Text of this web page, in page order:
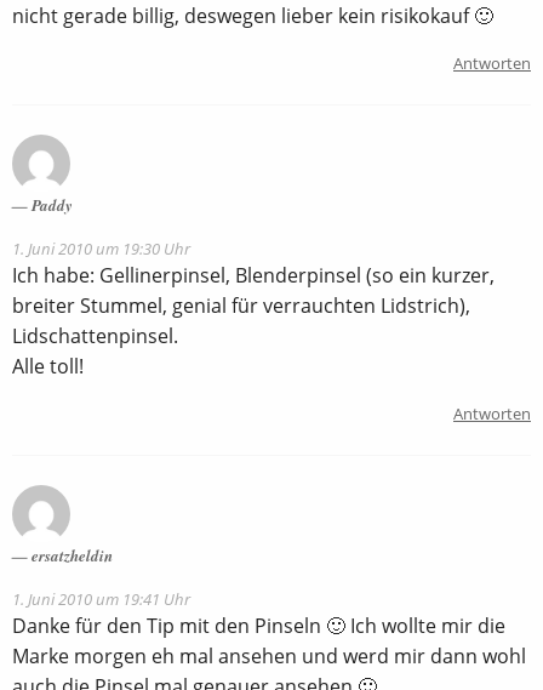
nicht gerade billig, deswegen lieber kein risikokauf 🙂
Antworten
Paddy
1. Juni 2010 um 19:30 Uhr
Ich habe: Gellinerpinsel, Blenderpinsel (so ein kurzer,
breiter Stummel, genial für verrauchten Lidstrich),
Lidschattenpinsel.
Alle toll!
Antworten
ersatzheldin
1. Juni 2010 um 19:41 Uhr
Danke für den Tip mit den Pinseln 🙂 Ich wollte mir die
Marke morgen eh mal ansehen und werd mir dann wohl